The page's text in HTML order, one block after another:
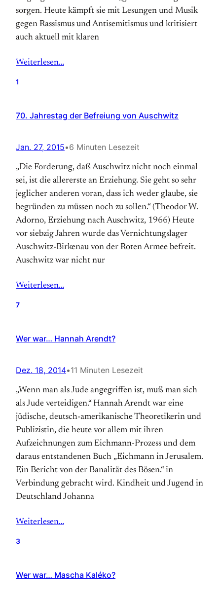
sorgen. Heute kämpft sie mit Lesungen und Musik
gegen Rassismus und Antisemitismus und kritisiert
auch aktuell mit klaren
Weiterlesen…
1
70. Jahrestag der Befreiung von Auschwitz
Jan. 27, 2015•6 Minuten Lesezeit
„Die Forderung, daß Auschwitz nicht noch einmal
sei, ist die allererste an Erziehung. Sie geht so sehr
jeglicher anderen voran, dass ich weder glaube, sie
begründen zu müssen noch zu sollen.“ (Theodor W.
Adorno, Erziehung nach Auschwitz, 1966) Heute
vor siebzig Jahren wurde das Vernichtungslager
Auschwitz-Birkenau von der Roten Armee befreit.
Auschwitz war nicht nur
Weiterlesen…
7
Wer war… Hannah Arendt?
Dez. 18, 2014•11 Minuten Lesezeit
„Wenn man als Jude angegriffen ist, muß man sich
als Jude verteidigen.“ Hannah Arendt war eine
jüdische, deutsch-amerikanische Theoretikerin und
Publizistin, die heute vor allem mit ihren
Aufzeichnungen zum Eichmann-Prozess und dem
daraus entstandenen Buch „Eichmann in Jerusalem.
Ein Bericht von der Banalität des Bösen.“ in
Verbindung gebracht wird. Kindheit und Jugend in
Deutschland Johanna
Weiterlesen…
3
Wer war… Mascha Kaléko?